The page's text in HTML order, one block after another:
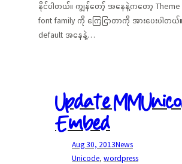
နိုင်ပါတယ်။ ကျွန်တော့် အနေနဲ့ကတော့ Theme
font family ကို ကြေငြာတာကို အားပေးပါတယ်။
default အနေနဲ့…
Update
Embed
Aug 30, 2013News
Unicode, wordpress